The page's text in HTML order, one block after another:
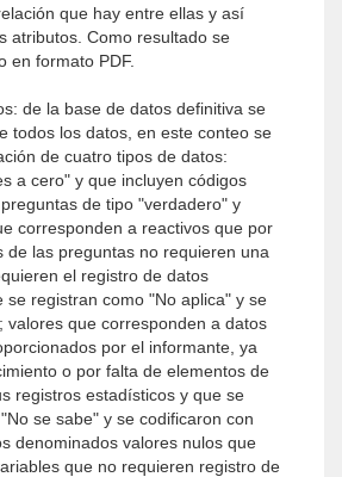
que hay entre ellas y así
atributos. Como resultado se
en formato PDF.
de la base de datos definitiva se
todos los datos, en este conteo se
de cuatro tipos de datos:
a cero" y que incluyen códigos
de tipo "verdadero" y
corresponden a reactivos que por
de las preguntas no requieren una
el registro de datos
se registran como "No aplica" y se
valores que corresponden a datos
por el informante, ya
o por falta de elementos de
registros estadísticos y que se
se sabe" y se codificaron con
denominados valores nulos que
que no requieren registro de